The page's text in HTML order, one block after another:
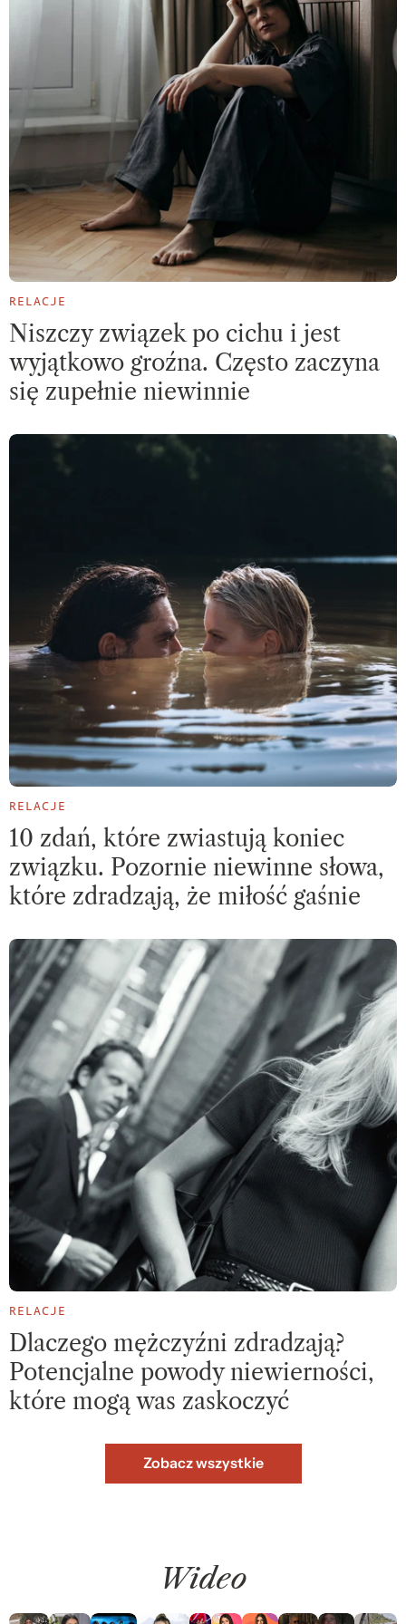
RELACJE
Niszczy związek po cichu i jest
wyjątkowo groźna. Często zaczyna
się zupełnie niewinnie
RELACJE
10 zdań, które zwiastują koniec
związku. Pozornie niewinne słowa,
które zdradzają, że miłość gaśnie
RELACJE
Dlaczego mężczyźni zdradzają?
Potencjalne powody niewierności,
które mogą was zaskoczyć
Zobacz wszystkie
Wideo